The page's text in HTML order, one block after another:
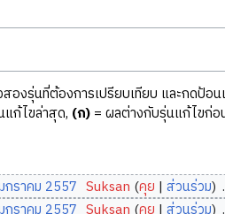
องรุ่นที่ต้องการเปรียบเทียบ และกดป้อน
ก้ไขล่าสุด, (ก)= ผลต่างกับรุ่นแก้ไขก่อ
กราคม 2557 Suksan คุย ส่วนร่วม ‎